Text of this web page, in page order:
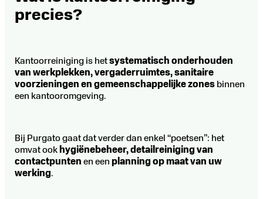
precies?
Kantoorreiniging is hetsystematisch onderhouden
van werkplekken, vergaderruimtes, sanitaire
voorzieningen en gemeenschappelijke zones binnen
een kantooromgeving.
Bij Purgato gaat dat verder dan enkel “poetsen”: het
omvat ook hygiënebeheer, detailreiniging van
contactpunten en eenplanning op maat van uw
werking.